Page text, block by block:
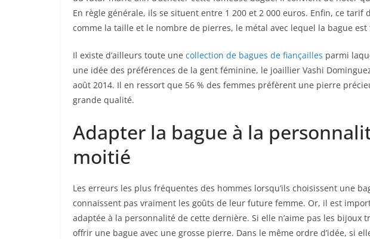
En règle générale, ils se situent entre 1 200 et 2 000 euros. Enfin, ce
comme la taille et le nombre de pierres, le métal avec lequel la bague
Il existe d’ailleurs toute une collection de bagues de fiançailles parmi
une idée des préférences de la gent féminine, le joaillier Vashi
août 2014. Il en ressort que 56 % des femmes préfèrent une pierre
grande qualité.
Adapter la bague à la
moitié
Les erreurs les plus fréquentes des hommes lorsqu’ils choisissent une
connaissent pas vraiment les goûts de leur future femme. Or, il est
adaptée à la personnalité de cette dernière. Si elle n’aime pas les bijoux
offrir une bague avec une grosse pierre. Dans le même ordre d’idée, si